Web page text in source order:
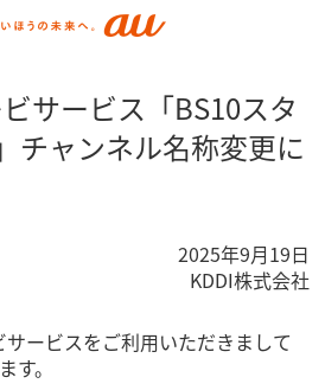
サービス「BS10スタ
チャンネル名称変更に
2025年9月19日
KDDI株式会社
ービスをご利用いただきまして
す。